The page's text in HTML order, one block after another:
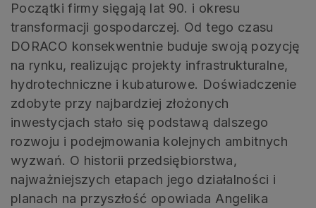
Początki firmy sięgają lat 90. i okresu
transformacji gospodarczej. Od tego czasu
DORACO konsekwentnie buduje swoją pozycję
na rynku, realizując projekty infrastrukturalne,
hydrotechniczne i kubaturowe. Doświadczenie
zdobyte przy najbardziej złożonych
inwestycjach stało się podstawą dalszego
rozwoju i podejmowania kolejnych ambitnych
wyzwań. O historii przedsiębiorstwa,
najważniejszych etapach jego działalności i
planach na przyszłość opowiada Angelika